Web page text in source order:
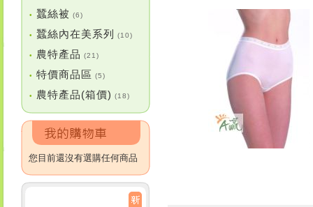
• 蠶絲被 (6)
• 蠶絲內在美系列 (10)
• 農特產品 (21)
• 特價商品區 (5)
• 農特產品(箱價) (18)
您目前還沒有選購任何商品